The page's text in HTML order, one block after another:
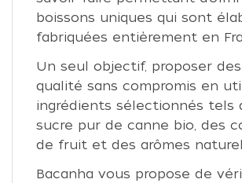
boissons uniques qui sont
fabriquées entièrement en
Un seul objectif, proposer
qualité sans compromis en
ingrédients sélectionnés tels
sucre pur de canne bio, des
de fruit et des arômes
Bacanha vous propose de